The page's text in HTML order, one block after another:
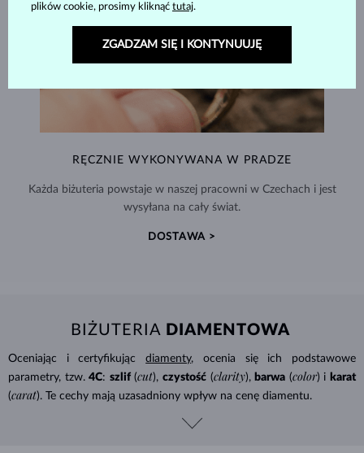
RĘCZNIE WYKONYWANA W PRADZE
Każda biżuteria powstaje w naszej pracowni w Czechach i jest
wysyłana na cały świat.
DOSTAWA >
BIŻUTERIA DIAMENTOWA
Oceniając i certyfikującdiamenty, ocenia się ich podstawowe
parametry, tzw. 4C: szlif (cut), czystość (clarity), barwa (color) i karat
(carat). Te cechy mają uzasadniony wpływ na cenę diamentu.
plików cookie, prosimy kliknąć tutaj.
ZGADZAM SIĘ I KONTYNUUJĘ